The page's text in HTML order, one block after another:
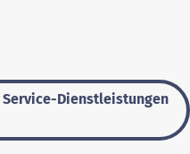
Dienstleistungen